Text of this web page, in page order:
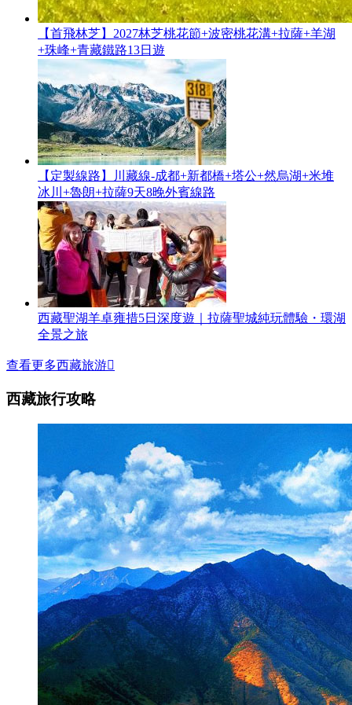
【首飛林芝】2027林芝桃花節+波密桃花溝+拉薩+羊湖
+珠峰+青藏鐵路13日遊
【定製線路】川藏線-成都+新都橋+塔公+然烏湖+米堆
冰川+魯朗+拉薩9天8晚外賓線路
西藏聖湖羊卓雍措5日深度遊｜拉薩聖城純玩體驗・環湖
全景之旅
查看更多西藏旅游
西藏旅行攻略